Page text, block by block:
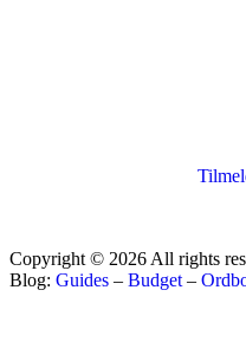
Copyright © 2026 All rights
Blog: Guides – Budget –